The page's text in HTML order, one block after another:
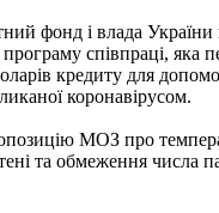
фонд і влада України
співпраці, яка
кредиту для
коронавірусом.
МОЗ про
та обмеження числа